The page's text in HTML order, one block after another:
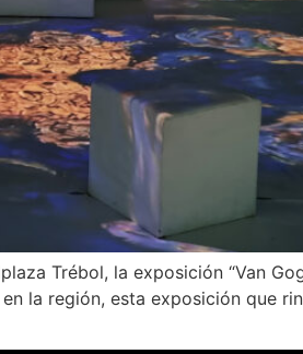
Trébol, la exposición “Van
la región, esta exposición que